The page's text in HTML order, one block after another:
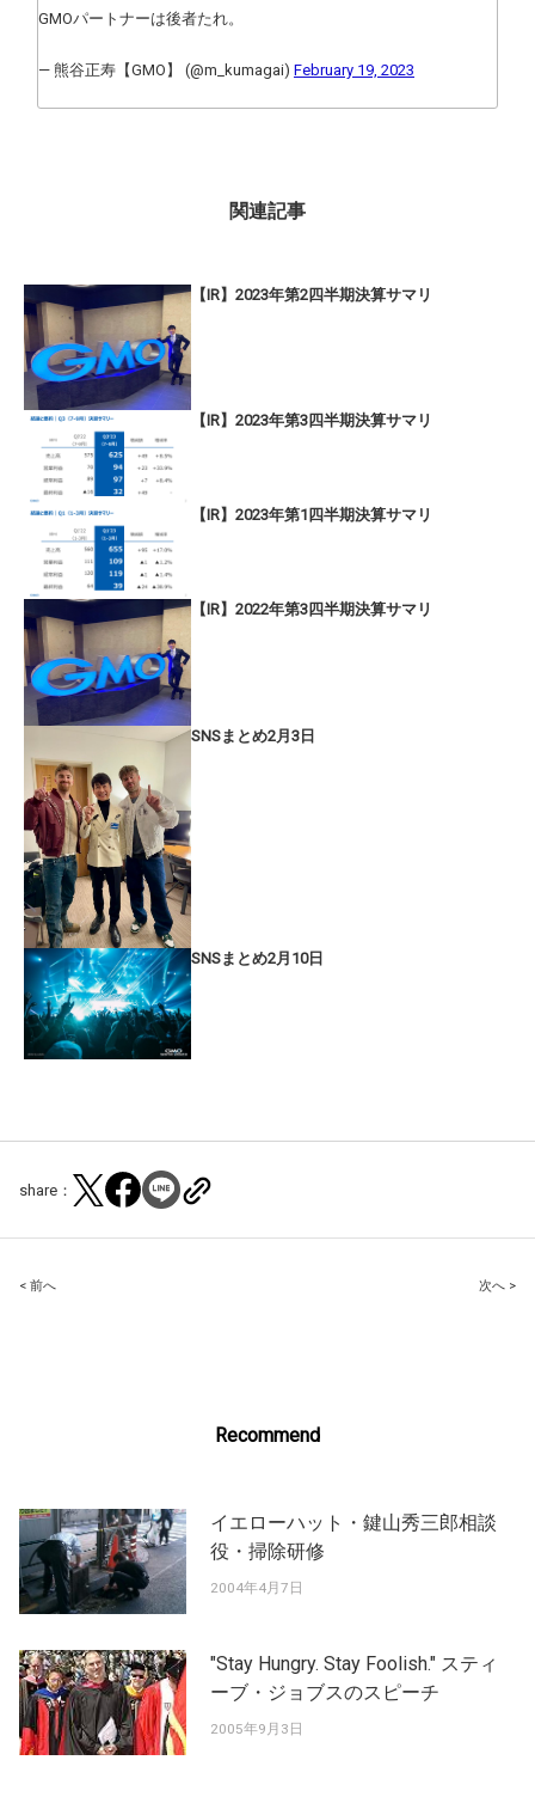
GMOパートナーは後者たれ。
— 熊谷正寿【GMO】 (@m_kumagai) February 19, 2023
関連記事
【IR】2023年第2四半期決算サマリ
【IR】2023年第3四半期決算サマリ
【IR】2023年第1四半期決算サマリ
【IR】2022年第3四半期決算サマリ
SNSまとめ2月3日
SNSまとめ2月10日
share：
Post
< 前へ 次へ >
Recommend
イエローハット・鍵山秀三郎相談
役・掃除研修
2004年4月7日
"Stay Hungry. Stay Foolish." スティ
ーブ・ジョブスのスピーチ
2005年9月3日